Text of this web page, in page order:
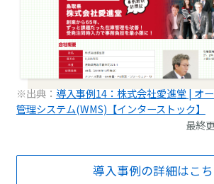
※出典： 導入事例14：株式会社愛進堂 | オ
管理システム(WMS)【インターストック】
最終
導入事例の詳細はこ